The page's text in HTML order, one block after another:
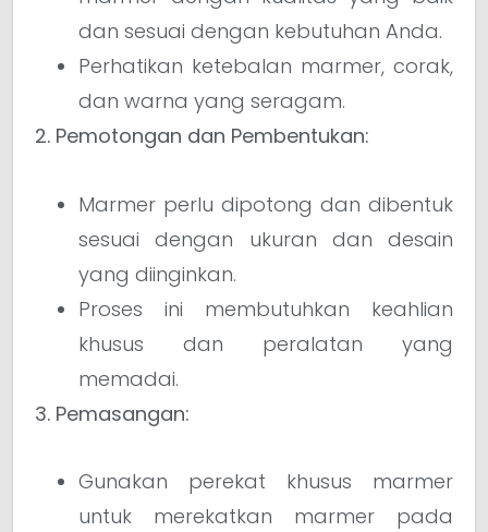
dan sesuai dengan kebutuhan Anda.
Perhatikan ketebalan marmer, corak,
dan warna yang seragam.
2. Pemotongan dan Pembentukan:
Marmer perlu dipotong dan dibentuk
sesuai dengan ukuran dan desain
yang diinginkan.
Proses ini membutuhkan keahlian
khusus dan peralatan yang
memadai.
3. Pemasangan:
Gunakan perekat khusus marmer
untuk merekatkan marmer pada